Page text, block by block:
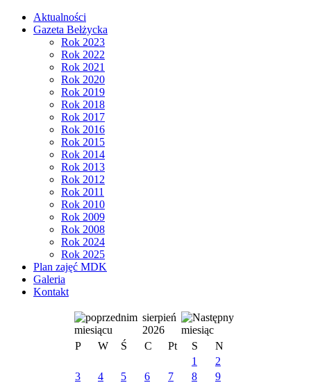
Aktualności
Gazeta Bełżycka
Rok 2023
Rok 2022
Rok 2021
Rok 2020
Rok 2019
Rok 2018
Rok 2017
Rok 2016
Rok 2015
Rok 2014
Rok 2013
Rok 2012
Rok 2011
Rok 2010
Rok 2009
Rok 2008
Rok 2024
Rok 2025
Plan zajęć MDK
Galeria
Kontakt
sierpień
2026
P
W Ś C Pt S
N
1
2
3
4 5 6 7 8
9